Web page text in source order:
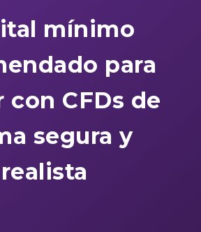
mínimo
para
con CFDs de
segura y
realista